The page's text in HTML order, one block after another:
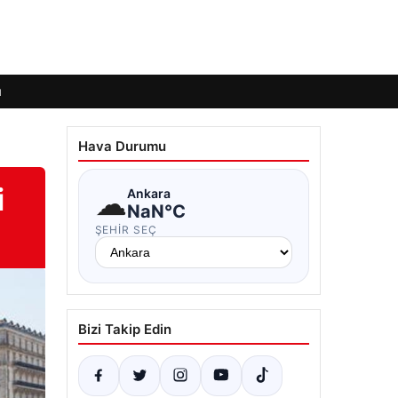
Hava Durumu
☁Ankara
NaN°C
ŞEHIR SEÇ
Bizi Takip Edin